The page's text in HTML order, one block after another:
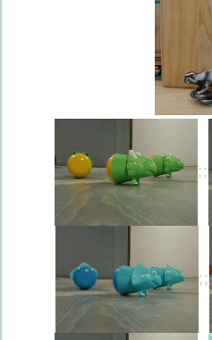
;;
;;